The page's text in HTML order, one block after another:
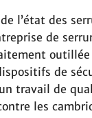
l’état des
de
de
travail de
les